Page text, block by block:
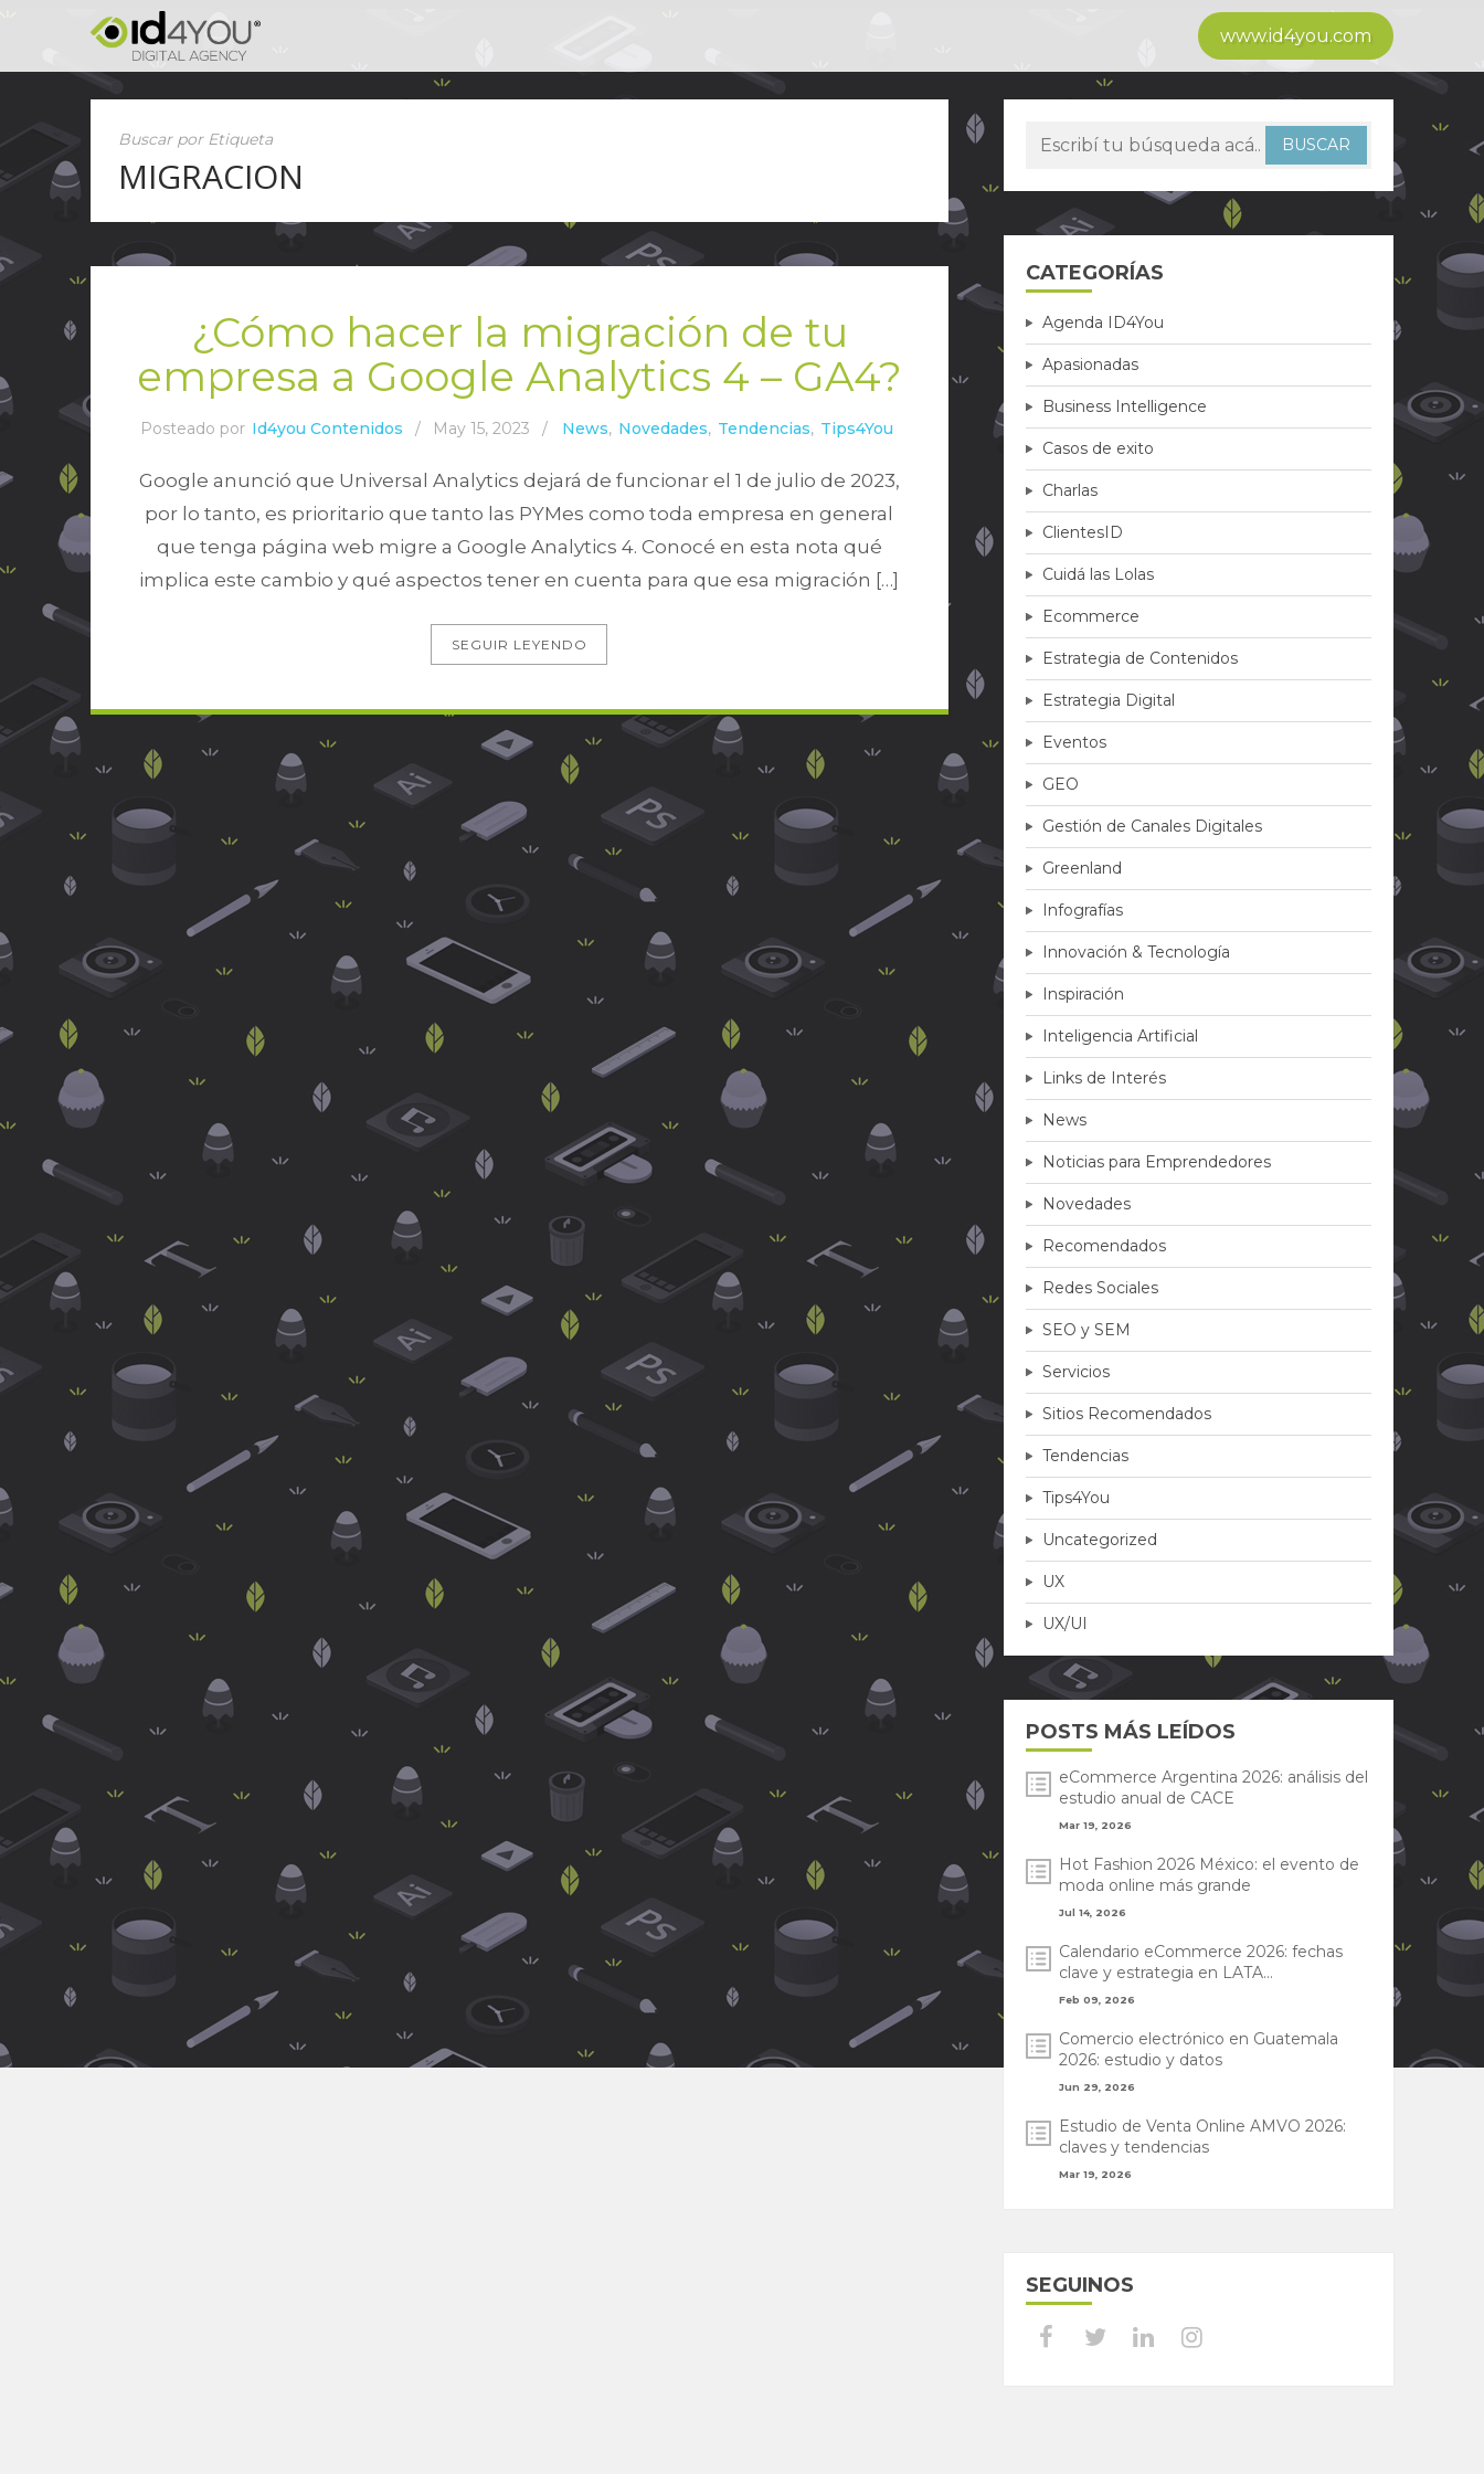
www.id4you.com
Buscar por Etiqueta
MIGRACION
¿Cómo hacer la migración de tu
empresa a Google Analytics 4 – GA4?
Posteado por Id4you Contenidos / May 15, 2023 / News, Novedades, Tendencias, Tips4You
Google anunció que Universal Analytics dejará de funcionar el 1 de julio de 2023,
por lo tanto, es prioritario que tanto las PYMes como toda empresa en general
que tenga página web migre a Google Analytics 4. Conocé en esta nota qué
implica este cambio y qué aspectos tener en cuenta para que esa migración […]
SEGUIR LEYENDO
CATEGORÍAS
Agenda ID4You
Apasionadas
Business Intelligence
Casos de exito
Charlas
ClientesID
Cuidá las Lolas
Ecommerce
Estrategia de Contenidos
Estrategia Digital
Eventos
GEO
Gestión de Canales Digitales
Greenland
Infografías
Innovación & Tecnología
Inspiración
Inteligencia Artificial
Links de Interés
News
Noticias para Emprendedores
Novedades
Recomendados
Redes Sociales
SEO y SEM
Servicios
Sitios Recomendados
Tendencias
Tips4You
Uncategorized
UX
UX/UI
POSTS MÁS LEÍDOS
eCommerce Argentina 2026: análisis del
estudio anual de CACE
Mar 19, 2026
Hot Fashion 2026 México: el evento de
moda online más grande
Jul 14, 2026
Calendario eCommerce 2026: fechas
clave y estrategia en LATA...
Feb 09, 2026
Comercio electrónico en Guatemala
2026: estudio y datos
Jun 29, 2026
Estudio de Venta Online AMVO 2026:
claves y tendencias
Mar 19, 2026
SEGUINOS